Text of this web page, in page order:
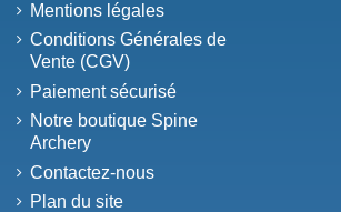
Mentions légales
Conditions Générales de
Vente (CGV)
Paiement sécurisé
Notre boutique Spine
Archery
Contactez-nous
Plan du site